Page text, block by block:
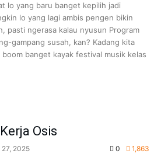
lo yang baru banget kepilih jadi
lo yang lagi ambis pengen bikin
pasti ngerasa kalau nyusun Program
gampang susah, kan? Kadang kita
banget kayak festival musik kelas
Osis
2025 0 1,863